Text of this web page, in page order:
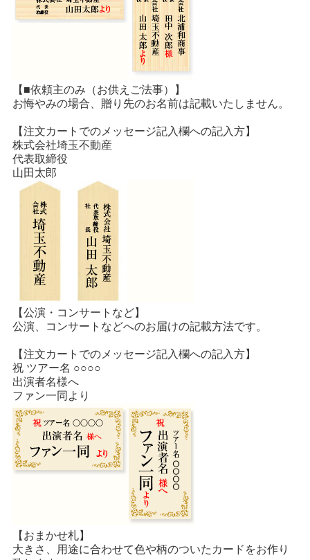
【■依頼主のみ（お供えご法事）】
お悔やみの場合、贈り先のお名前は記載いたしません。
【注文カートでのメッセージ記入欄への記入方】
株式会社埼玉不動産
代表取締役
山田太郎
【公演・コンサートなど】
公演、コンサートなどへのお届けの記載方法です。
【注文カートでのメッセージ記入欄への記入方】
祝 ツアー名 ○○○○
出演者名様へ
ファン一同より
【おまかせ札】
大きさ、用途に合わせて色や柄のついたカードをお作り